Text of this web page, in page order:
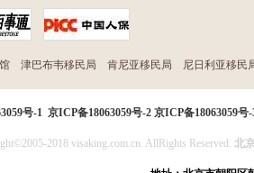
津巴布韦移民局 肯尼亚移民局 尼日利亚移民
号-1 京ICP备18063059号-2 京ICP备18063059号-
2018 visaking.com.cn. AllRights Reserved. 北